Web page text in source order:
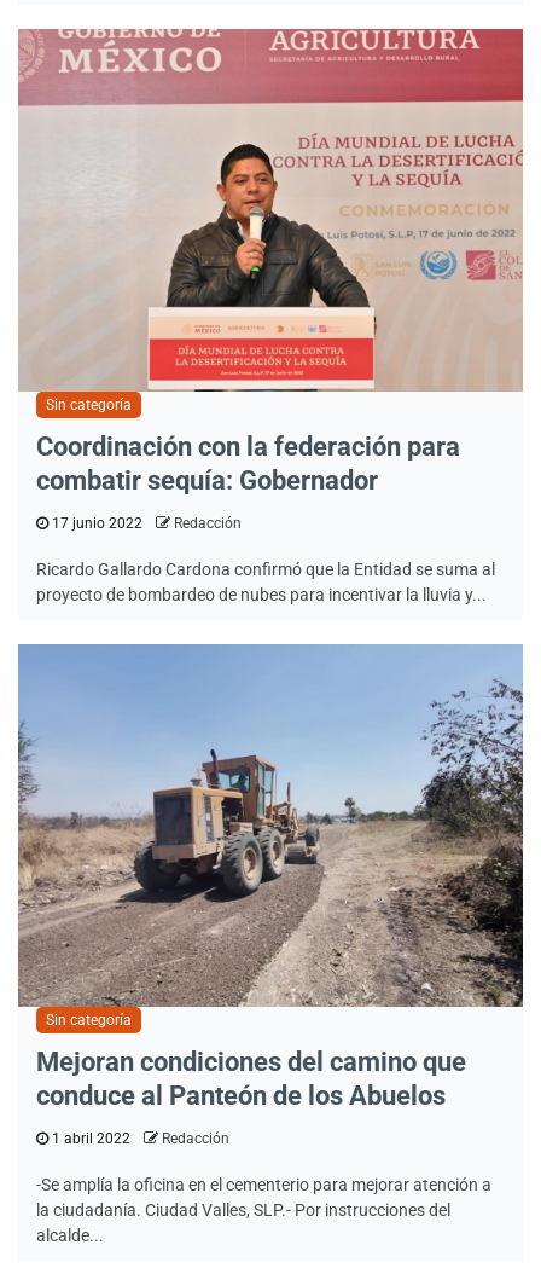
Sin categoría
Coordinación con la federación para
combatir sequía: Gobernador
17 junio 2022 Redacción
Ricardo Gallardo Cardona confirmó que la Entidad se suma al
proyecto de bombardeo de nubes para incentivar la lluvia y...
Sin categoría
Mejoran condiciones del camino que
conduce al Panteón de los Abuelos
1 abril 2022 Redacción
-Se amplía la oficina en el cementerio para mejorar atención a
la ciudadanía. Ciudad Valles, SLP.- Por instrucciones del
alcalde...